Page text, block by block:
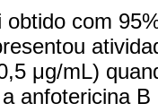
com
μg/mL)
anfotericina